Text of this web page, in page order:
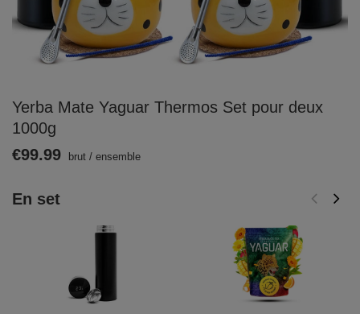
Yerba Mate Yaguar Thermos Set pour deux
1000g
En set
€99.99 brut / ensemble